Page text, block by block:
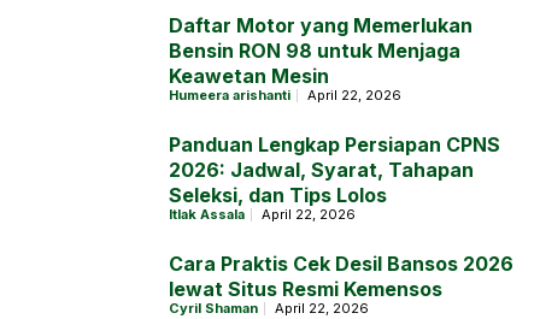
Daftar Motor yang Memerlukan
Bensin RON 98 untuk Menjaga
Keawetan Mesin
Humeera arishanti April 22, 2026
Panduan Lengkap Persiapan CPNS
2026: Jadwal, Syarat, Tahapan
Seleksi, dan Tips Lolos
Itlak Assala April 22, 2026
Cara Praktis Cek Desil Bansos 2026
lewat Situs Resmi Kemensos
Cyril Shaman April 22, 2026